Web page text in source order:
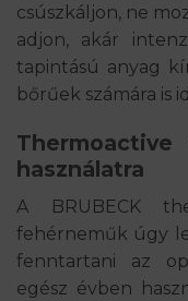
csúszkáljon, ne
adjon, akár
tapintású anyag
bőrűek számára is
használatra
A BRUBECK
fehérneműk úgy
fenntartani az
egész évben